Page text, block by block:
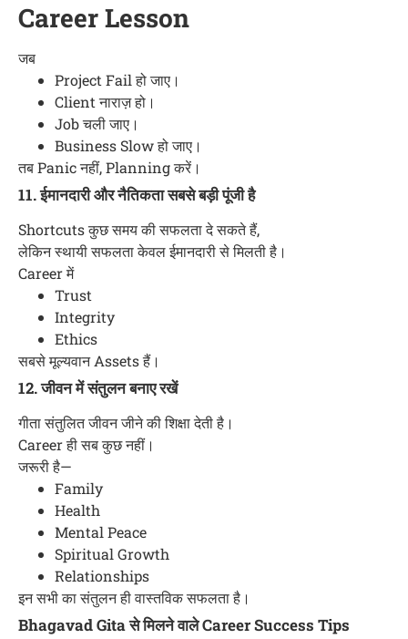
Career Lesson
जब
Project Fail हो जाए।
Client नाराज़ हो।
Job चली जाए।
Business Slow हो जाए।
तब Panic नहीं, Planning करें।
11. ईमानदारी और नैतिकता सबसे बड़ी पूंजी है
Shortcuts कुछ समय की सफलता दे सकते हैं,
लेकिन स्थायी सफलता केवल ईमानदारी से मिलती है।
Career में
Trust
Integrity
Ethics
सबसे मूल्यवान Assets हैं।
12. जीवन में संतुलन बनाए रखें
गीता संतुलित जीवन जीने की शिक्षा देती है।
Career ही सब कुछ नहीं।
जरूरी है—
Family
Health
Mental Peace
Spiritual Growth
Relationships
इन सभी का संतुलन ही वास्तविक सफलता है।
Bhagavad Gita से मिलने वाले Career Success Tips